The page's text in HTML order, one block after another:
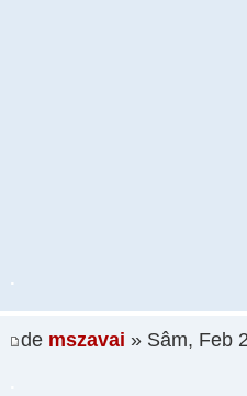
.
de mszavai » Sâm, Feb